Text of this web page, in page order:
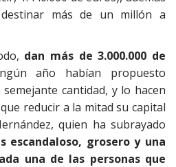
más de un millón a
dan más de 3.000.000 de
año habían propuesto
cantidad, y lo hacen
reducir a la mitad su capital
quien ha subrayado
escandaloso, grosero y una
una de las personas que